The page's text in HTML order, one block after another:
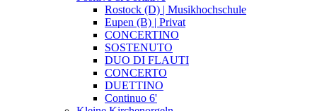
Rostock (D) | Musikhochschule
Eupen (B) | Privat
CONCERTINO
SOSTENUTO
DUO DI FLAUTI
CONCERTO
DUETTINO
Continuo 6'